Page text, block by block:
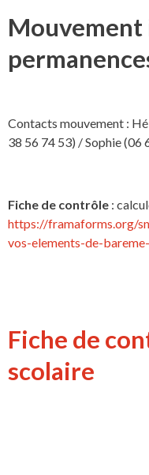
Contacts mouvement :
38 56 74 53) / Sophie (06
Fiche de contrôle :
https://framaforms.org/
vos-elements-de-
Fiche de
scolaire